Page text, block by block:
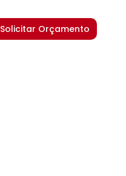
Solicitar Orçamento